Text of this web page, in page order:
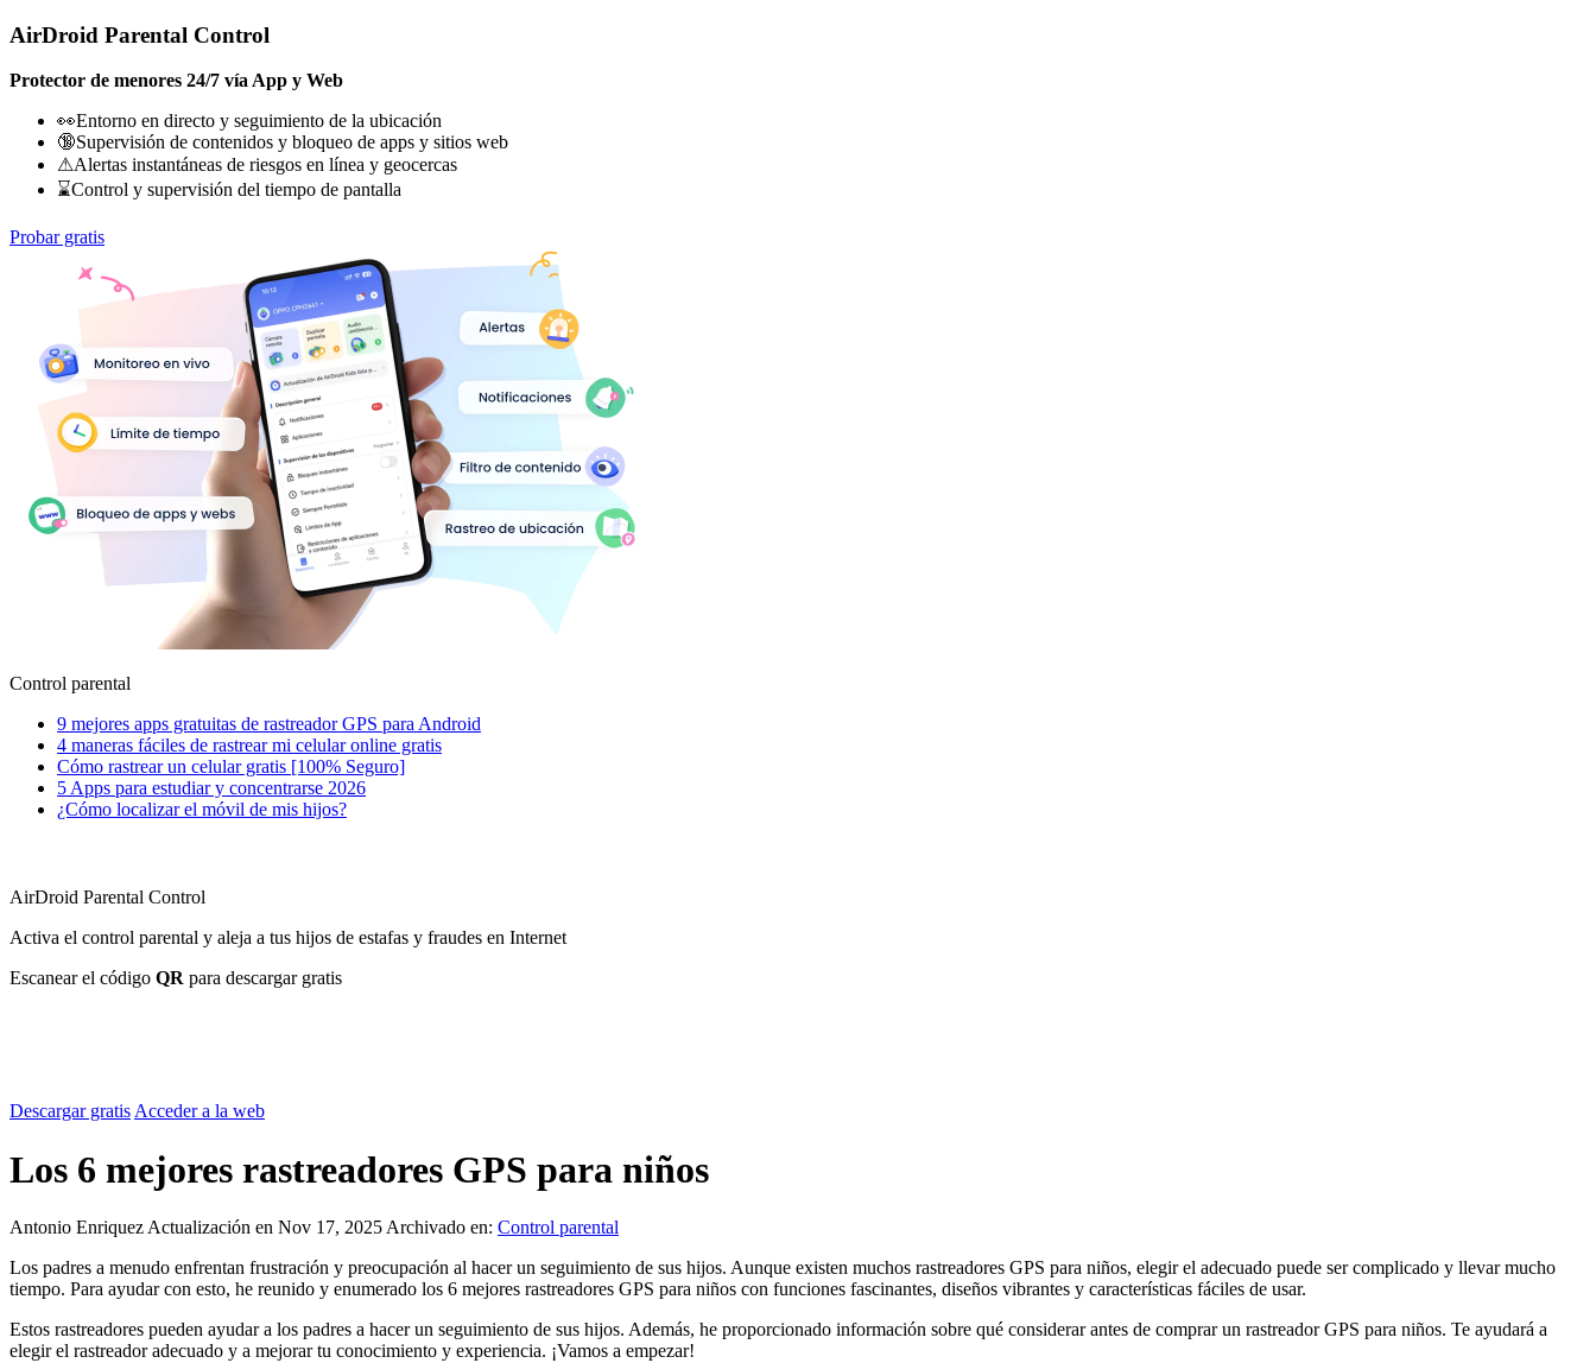
AirDroid Parental Control
Protector de menores 24/7 vía App y Web
👀Entorno en directo y seguimiento de la ubicación
🔞Supervisión de contenidos y bloqueo de apps y sitios web
⚠Alertas instantáneas de riesgos en línea y geocercas
⌛Control y supervisión del tiempo de pantalla
Probar gratis
Control parental
9 mejores apps gratuitas de rastreador GPS para Android
4 maneras fáciles de rastrear mi celular online gratis
Cómo rastrear un celular gratis [100% Seguro]
5 Apps para estudiar y concentrarse 2026
¿Cómo localizar el móvil de mis hijos?
AirDroid Parental Control
Activa el control parental y aleja a tus hijos de estafas y fraudes en Internet
Escanear el código QR para descargar gratis
Descargar gratisAcceder a la web
Los 6 mejores rastreadores GPS para niños
Antonio Enriquez Actualización en Nov 17, 2025 Archivado en: Control parental
Los padres a menudo enfrentan frustración y preocupación al hacer un seguimiento de sus hijos. Aunque existen muchos rastreadores GPS para niños, elegir el adecuado puede ser complicado y llevar mucho
tiempo. Para ayudar con esto, he reunido y enumerado los 6 mejores rastreadores GPS para niños con funciones fascinantes, diseños vibrantes y características fáciles de usar.
Estos rastreadores pueden ayudar a los padres a hacer un seguimiento de sus hijos. Además, he proporcionado información sobre qué considerar antes de comprar un rastreador GPS para niños. Te ayudará a
elegir el rastreador adecuado y a mejorar tu conocimiento y experiencia. ¡Vamos a empezar!